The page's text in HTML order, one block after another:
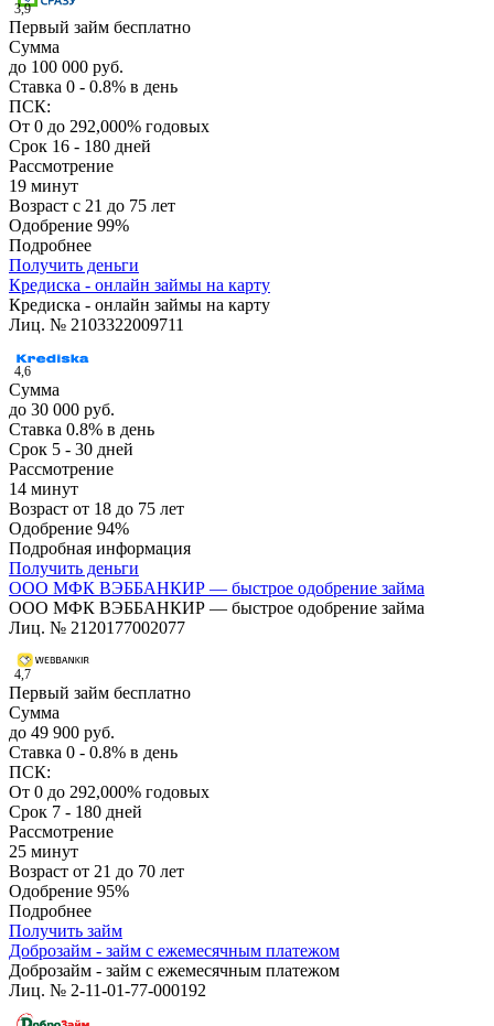
3,9
Первый займ бесплатно
Сумма
до 100 000 руб.
Ставка 0 - 0.8% в день
ПСК:
От 0 до 292,000% годовых
Срок 16 - 180 дней
Рассмотрение
19 минут
Возраст с 21 до 75 лет
Одобрение 99%
Подробнее
Получить деньги
Кредиска - онлайн займы на карту
Кредиска - онлайн займы на карту
Лиц. № 2103322009711
4,6
Сумма
до 30 000 руб.
Ставка 0.8% в день
Срок 5 - 30 дней
Рассмотрение
14 минут
Возраст от 18 до 75 лет
Одобрение 94%
Подробная информация
Получить деньги
ООО МФК ВЭББАНКИР — быстрое одобрение займа
ООО МФК ВЭББАНКИР — быстрое одобрение займа
Лиц. № 2120177002077
4,7
Первый займ бесплатно
Сумма
до 49 900 руб.
Ставка 0 - 0.8% в день
ПСК:
От 0 до 292,000% годовых
Срок 7 - 180 дней
Рассмотрение
25 минут
Возраст от 21 до 70 лет
Одобрение 95%
Подробнее
Получить займ
Доброзайм - займ с ежемесячным платежом
Доброзайм - займ с ежемесячным платежом
Лиц. № 2-11-01-77-000192